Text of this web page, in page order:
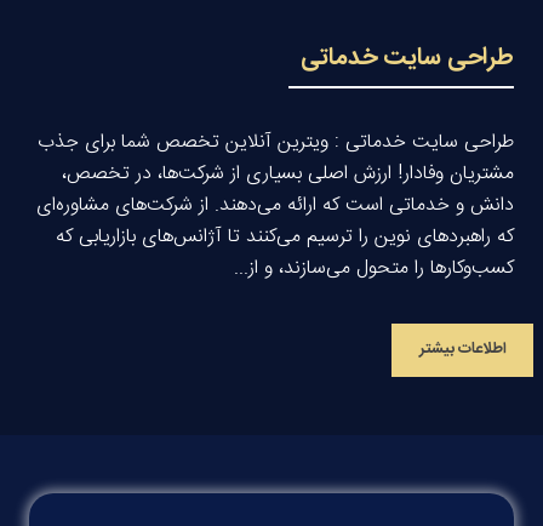
طراحی سایت خدماتی
طراحی سایت خدماتی : ویترین آنلاین تخصص شما برای جذب
مشتریان وفادار! ارزش اصلی بسیاری از شرکت‌ها، در تخصص،
دانش و خدماتی است که ارائه می‌دهند. از شرکت‌های مشاوره‌ای
که راهبردهای نوین را ترسیم می‌کنند تا آژانس‌های بازاریابی که
کسب‌وکارها را متحول می‌سازند، و از...
اطلاعات بیشتر